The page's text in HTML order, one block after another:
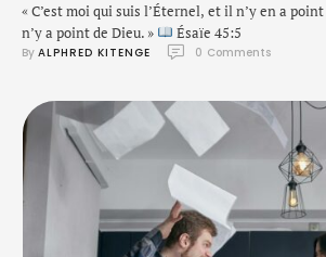
« C’est moi qui suis l’Éternel, et il n’y en a
n’y a point de Dieu. »
Ésaïe 45:5
By ALPHRED KITENGE 0 Comments